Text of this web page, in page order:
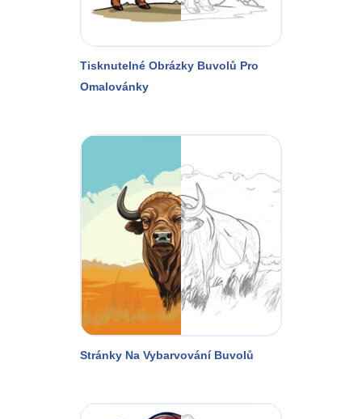
Tisknutelné Obrázky Buvolů Pro
Omalovánky
Stránky Na Vybarvování Buvolů